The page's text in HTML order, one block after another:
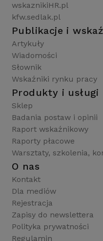
wskaznikiHR.pl
kfw.sedlak.pl
Publikacje i
Artykuły
Wiadomości
Słownik
Wskaźniki rynku pracy
Produkty i usługi
Sklep
Badania postaw i opinii
Raport wskaźnikowy
Raporty płacowe
Warsztaty, szkolenia,
O nas
Kontakt
Dla mediów
Rejestracja
Zapisy do newslettera
Polityka prywatności
Regulamin